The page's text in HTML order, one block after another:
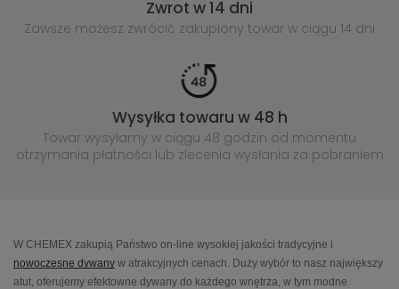
Zwrot w 14 dni
Zawsze możesz zwrócić zakupiony towar w ciągu 14 dni
Wysyłka towaru w 48 h
Towar wysyłamy w ciągu 48 godzin od momentu
otrzymania płatności lub zlecenia wysłania za pobraniem
W CHEMEX zakupią Państwo on-line wysokiej jakości tradycyjne i
nowoczesne dywany w atrakcyjnych cenach. Duży wybór to nasz największy
atut, oferujemy efektowne dywany do każdego wnętrza, w tym modne